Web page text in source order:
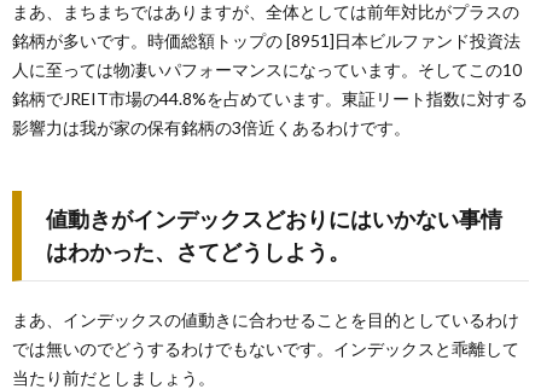
まあ、まちまちではありますが、全体としては前年対比がプラスの
銘柄が多いです。時価総額トップの [8951]日本ビルファンド投資法
人に至っては物凄いパフォーマンスになっています。そしてこの10
銘柄でJREIT市場の44.8%を占めています。東証リート指数に対する
影響力は我が家の保有銘柄の3倍近くあるわけです。
値動きがインデックスどおりにはいかない事情
はわかった、さてどうしよう。
まあ、インデックスの値動きに合わせることを目的としているわけ
では無いのでどうするわけでもないです。インデックスと乖離して
当たり前だとしましょう。